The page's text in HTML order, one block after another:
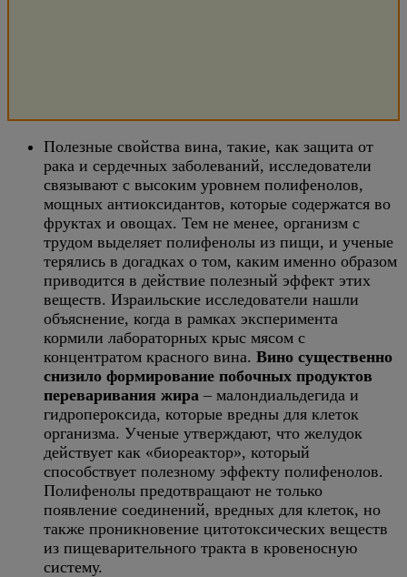
Полезные свойства вина, такие, как защита от
рака и сердечных заболеваний, исследователи
связывают с высоким уровнем полифенолов,
мощных антиоксидантов, которые содержатся во
фруктах и овощах. Тем не менее, организм с
трудом выделяет полифенолы из пищи, и ученые
терялись в догадках о том, каким именно образом
приводится в действие полезный эффект этих
веществ. Израильские исследователи нашли
объяснение, когда в рамках эксперимента
кормили лабораторных крыс мясом с
концентратом красного вина. Вино существенно
снизило формирование побочных продуктов
переваривания жира – малондиальдегида и
гидропероксида, которые вредны для клеток
организма. Ученые утверждают, что желудок
действует как «биореактор», который
способствует полезному эффекту полифенолов.
Полифенолы предотвращают не только
появление соединений, вредных для клеток, но
также проникновение цитотоксических веществ
из пищеварительного тракта в кровеносную
систему.